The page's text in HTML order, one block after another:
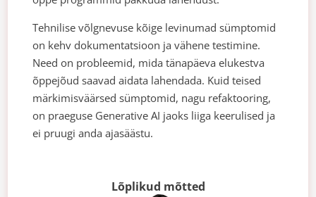
Tehnilise võlgnevuse kõige levinumad sümptomid
on kehv dokumentatsioon ja vähene testimine.
Need on probleemid, mida tänapäeva elukestva
õppejõud saavad aidata lahendada. Kuid teised
märkimisväärsed sümptomid, nagu refaktooring,
on praeguse Generative AI jaoks liiga keerulised ja
ei pruugi anda ajasäästu.
Lõplikud mõtted